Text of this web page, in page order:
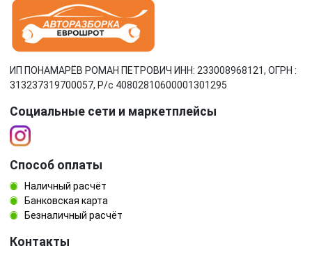
ИП ПОНАМАРЁВ РОМАН ПЕТРОВИЧ ИНН: 233008968121, ОГРН :
313237319700057, Р/c 40802810600001301295
Социальные сети и маркетплейсы
Способ оплаты
Наличный расчёт
Банковская карта
Безналичный расчёт
Контакты